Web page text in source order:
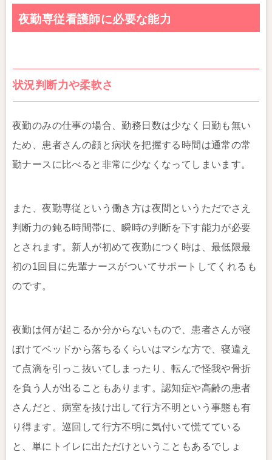
夜勤専従看護師に必要な能力
状況判断力や柔軟さ
夜勤のみの仕事の場合、勤務日数は少なく日勤も無い
ため、患者さんの顔と病状を把握する時間は通常の常
勤ナースに比べると非常に少なくなってしまいます。
また、夜勤専従という働き方は夜間というただでさえ
判断力の鈍る時間帯に、瞬時の判断を下す能力が必要
とされます。新人が初めて夜勤につく時は、最低限最
初の1回目に先輩ナースがついてサポートしてくれるも
のです。
夜勤は何が起こるか分からないもので、患者さんが寝
ぼけてベッドから落ちるくらいはマシな方で、寝違え
て点滴を引っこ抜いてしまったり、転んで怪我や骨折
を負う人が出ることもあります。認知症や高齢の患者
さんだと、病室を抜け出して行方不明という事態も有
り得ます。巡回して行方不明に気付いて慌てている
と、単にトイレに出ただけということもあるでしょ